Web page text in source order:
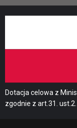
Dotacja celowa z
zgodnie z art.31.